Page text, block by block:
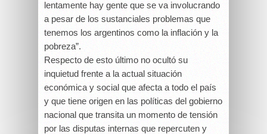
lentamente hay gente que se va involucrando
a pesar de los sustanciales problemas que
tenemos los argentinos como la inflación y la
pobreza”.
Respecto de esto último no ocultó su
inquietud frente a la actual situación
económica y social que afecta a todo el país
y que tiene origen en las políticas del gobierno
nacional que transita un momento de tensión
por las disputas internas que repercuten y